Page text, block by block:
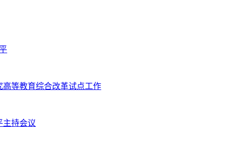
等教育综合改革试点工作
主持会议